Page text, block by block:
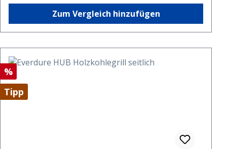
Zum Vergleich hinzufügen
Rabatt
%
Tipp